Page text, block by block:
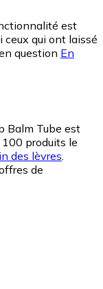
est
ceux qui ont laissé
question En
Balm Tube est
produits le
des lèvres
de